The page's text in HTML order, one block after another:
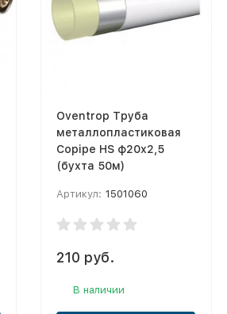
Oventrop Труба
металлопластиковая
Copipe HS ф20х2,5
(бухта 50м)
Артикул: 1501060
210 руб.
В наличии